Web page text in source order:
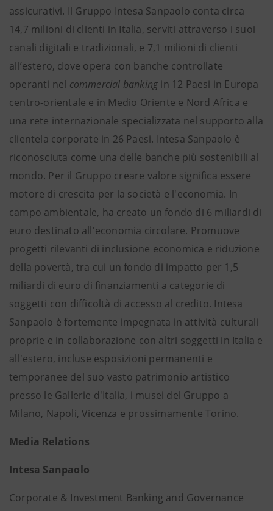
assicurativi. Il Gruppo Intesa Sanpaolo conta circa
14,7 milioni di clienti in Italia, serviti attraverso i suoi
canali digitali e tradizionali, e 7,1 milioni di clienti
all’estero, dove opera con banche controllate
operanti nel commercial banking in 12 Paesi in Europa
centro-orientale e in Medio Oriente e Nord Africa e
una rete internazionale specializzata nel supporto alla
clientela corporate in 26 Paesi. Intesa Sanpaolo è
riconosciuta come una delle banche più sostenibili al
mondo. Per il Gruppo creare valore significa essere
motore di crescita per la società e l'economia. In
campo ambientale, ha creato un fondo di 6 miliardi di
euro destinato all'economia circolare. Promuove
progetti rilevanti di inclusione economica e riduzione
della povertà, tra cui un fondo di impatto per 1,5
miliardi di euro di finanziamenti a categorie di
soggetti con difficoltà di accesso al credito. Intesa
Sanpaolo è fortemente impegnata in attività culturali
proprie e in collaborazione con altri soggetti in Italia e
all'estero, incluse esposizioni permanenti e
temporanee del suo vasto patrimonio artistico
presso le Gallerie d'Italia, i musei del Gruppo a
Milano, Napoli, Vicenza e prossimamente Torino.
Media Relations
Intesa Sanpaolo
Corporate & Investment Banking and Governance